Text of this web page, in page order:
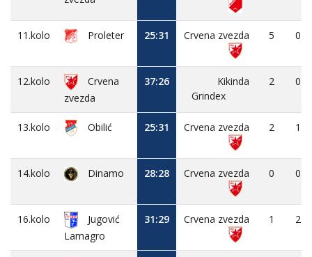
11.kolo Proleter 25:31 Crvena zvezda 5 0
12.kolo
Crvena
zvezda
37:26
Kikinda
Grindex
2 0
13.kolo Obilić 25:31 Crvena zvezda 2 1
14.kolo Dinamo 28:28 Crvena zvezda 0 0
16.kolo
Jugović
Lamagro
31:29 Crvena zvezda 1 2